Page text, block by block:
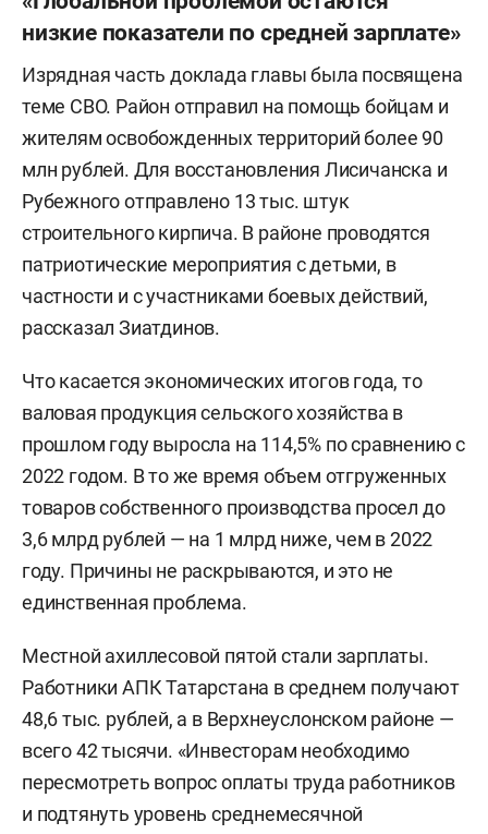
низкие показатели по средней зарплате»
Изрядная часть доклада главы была посвящена
теме СВО. Район отправил на помощь бойцам и
жителям освобожденных территорий более 90
млн рублей. Для восстановления Лисичанска и
Рубежного отправлено 13 тыс. штук
строительного кирпича. В районе проводятся
патриотические мероприятия с детьми, в
частности и с участниками боевых действий,
рассказал Зиатдинов.
Что касается экономических итогов года, то
валовая продукция сельского хозяйства в
прошлом году выросла на 114,5% по сравнению с
2022 годом. В то же время объем отгруженных
товаров собственного производства просел до
3,6 млрд рублей — на 1 млрд ниже, чем в 2022
году. Причины не раскрываются, и это не
единственная проблема.
Местной ахиллесовой пятой стали зарплаты.
Работники АПК Татарстана в среднем получают
48,6 тыс. рублей, а в Верхнеуслонском районе —
всего 42 тысячи. «Инвесторам необходимо
пересмотреть вопрос оплаты труда работников
и подтянуть уровень среднемесячной